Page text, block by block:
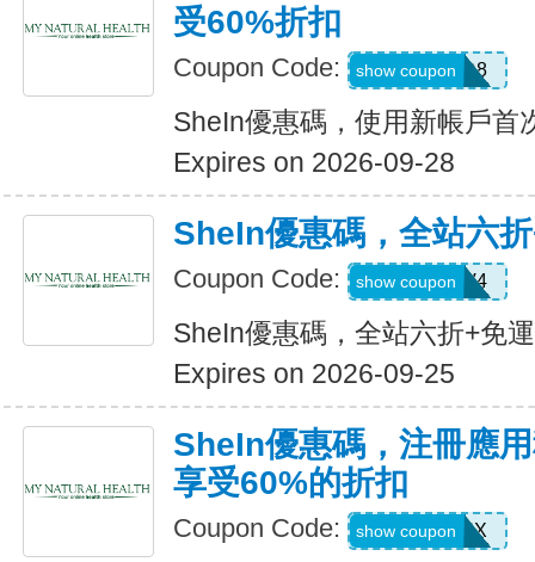
受60%折扣
Coupon Code: TFSD8
show coupon
SheIn優惠碼，使用新帳戶首
Expires on 2026-09-28
SheIn優惠碼，全站六
Coupon Code: LS8V4
show coupon
SheIn優惠碼，全站六折+免
Expires on 2026-09-25
SheIn優惠碼，注冊應
享受60%的折扣
Coupon Code: XUWL7NX
show coupon